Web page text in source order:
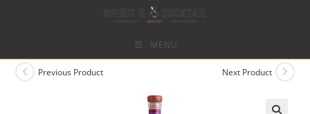
MENU
Previous Product Next Product